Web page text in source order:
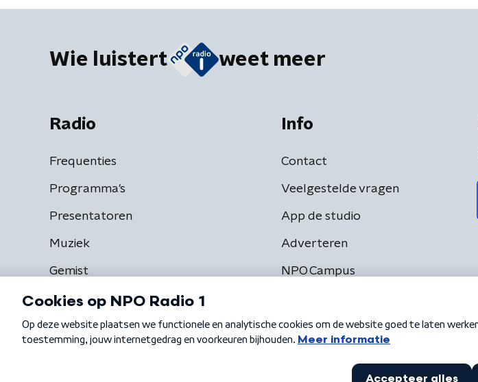
Wie luistert weet meer
Radio
Frequenties
Programma's
Presentatoren
Muziek
Gemist
Info
Contact
Veelgestelde vragen
App de studio
Adverteren
NPO Campus
Algemene voorwaarden Privacybeleid